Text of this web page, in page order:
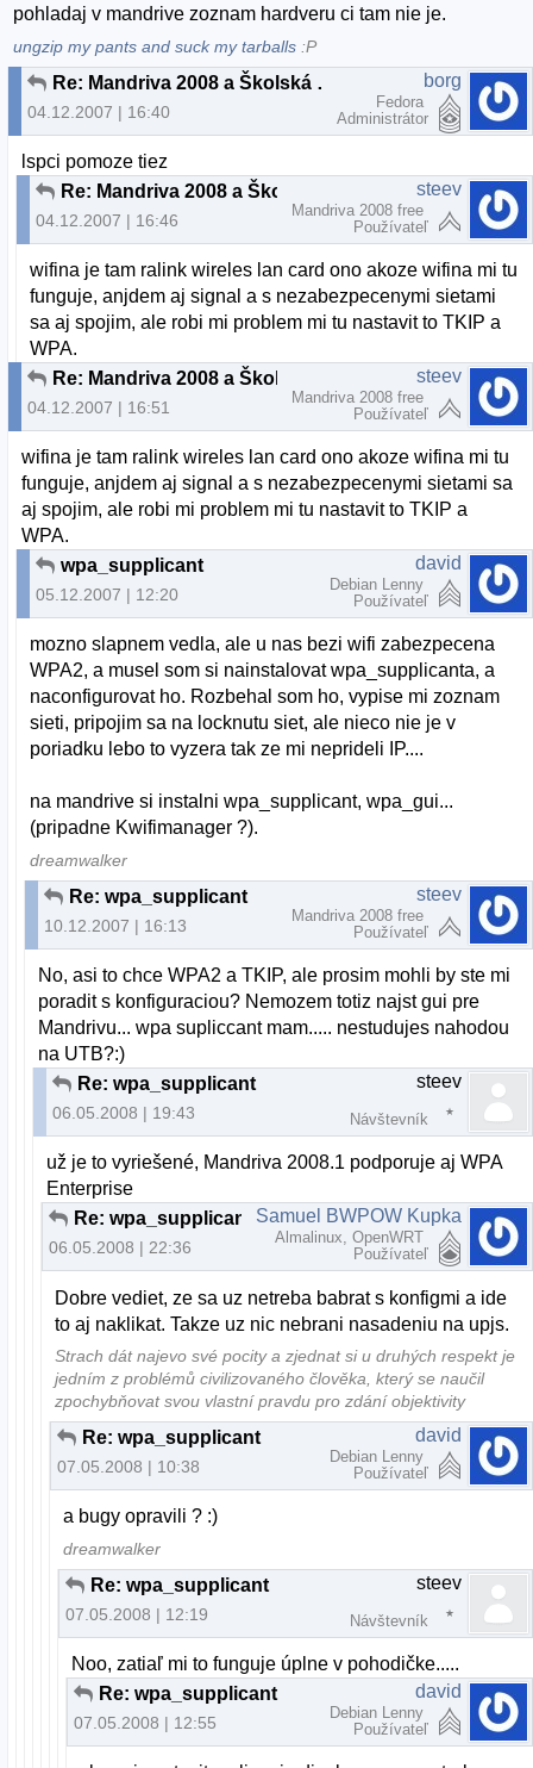
pohladaj v mandrive zoznam hardveru ci tam nie je.
ungzip my pants and suck my tarballs :P
Re: Mandriva 2008 a Školská wifi
04.12.2007 | 16:40
borg
Fedora
Administrátor
lspci pomoze tiez
04.12.2007 | 16:46
steev
Mandriva 2008 free
Používateľ
wifina je tam ralink wireles lan card ono akoze wifina mi tu
funguje, anjdem aj signal a s nezabezpecenymi sietami
sa aj spojim, ale robi mi problem mi tu nastavit to TKIP a
WPA.
04.12.2007 | 16:51
steev
Mandriva 2008 free
Používateľ
wifina je tam ralink wireles lan card ono akoze wifina mi tu
funguje, anjdem aj signal a s nezabezpecenymi sietami sa
aj spojim, ale robi mi problem mi tu nastavit to TKIP a
WPA.
wpa_supplicant
05.12.2007 | 12:20
david
Debian Lenny
Používateľ
mozno slapnem vedla, ale u nas bezi wifi zabezpecena
WPA2, a musel som si nainstalovat wpa_supplicanta, a
naconfigurovat ho. Rozbehal som ho, vypise mi zoznam
sieti, pripojim sa na locknutu siet, ale nieco nie je v
poriadku lebo to vyzera tak ze mi neprideli IP....
na mandrive si instalni wpa_supplicant, wpa_gui...
(pripadne Kwifimanager ?).
dreamwalker
Re: wpa_supplicant
10.12.2007 | 16:13
steev
Mandriva 2008 free
Používateľ
No, asi to chce WPA2 a TKIP, ale prosim mohli by ste mi
poradit s konfiguraciou? Nemozem totiz najst gui pre
Mandrivu... wpa supliccant mam..... nestudujes nahodou
na UTB?:)
Re: wpa_supplicant
06.05.2008 | 19:43
steev
Návštevník
už je to vyriešené, Mandriva 2008.1 podporuje aj WPA
Enterprise
Re: wpa_supplicant
06.05.2008 | 22:36
Samuel BWPOW Kupka
Almalinux, OpenWRT
Používateľ
Dobre vediet, ze sa uz netreba babrat s konfigmi a ide
to aj naklikat. Takze uz nic nebrani nasadeniu na upjs.
Strach dát najevo své pocity a zjednat si u druhých respekt je
jedním z problémů civilizovaného člověka, který se naučil
zpochybňovat svou vlastní pravdu pro zdání objektivity
Re: wpa_supplicant
07.05.2008 | 10:38
david
Debian Lenny
Používateľ
a bugy opravili ? :)
dreamwalker
Re: wpa_supplicant
07.05.2008 | 12:19
steev
Návštevník
Noo, zatiaľ mi to funguje úplne v pohodičke.....
Re: wpa_supplicant
07.05.2008 | 12:55
david
Debian Lenny
Používateľ